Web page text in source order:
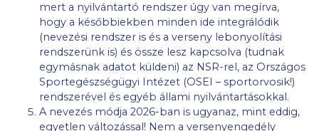
mert a nyilvántartó rendszer úgy van megírva,
hogy a későbbiekben minden ide integrálódik
(nevezési rendszer is és a verseny lebonyolítási
rendszerünk is) és össze lesz kapcsolva (tudnak
egymásnak adatot küldeni) az NSR-rel, az Országos
Sportegészségügyi Intézet (OSEI – sportorvosik!)
rendszerével és egyéb állami nyilvántartásokkal.
A nevezés módja 2026-ban is ugyanaz, mint eddig,
egyetlen változással! Nem a versenyengedély